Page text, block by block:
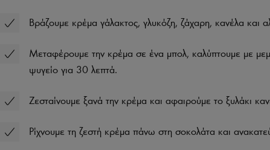
Βράζουμε κρέμα γάλακτος, γλυκόζη, ζάχαρη, κανέλα και
Μεταφέρουμε την κρέμα σε ένα μπολ, καλύπτουμε με
ψυγείο για 30 λεπτά.
Ζεσταίνουμε ξανά την κρέμα και αφαιρούμε το ξυλάκι
Ρίχνουμε τη ζεστή κρέμα πάνω στη σοκολάτα και